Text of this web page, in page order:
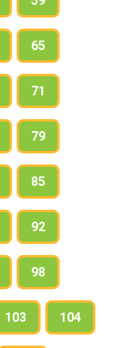
65
71
79
85
92
98
103 104